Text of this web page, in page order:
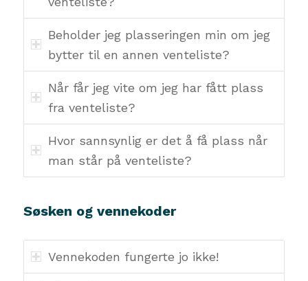
Beholder jeg plasseringen min om jeg
bytter til en annen venteliste?
Når får jeg vite om jeg har fått plass
fra venteliste?
Hvor sannsynlig er det å få plass når
man står på venteliste?
Søsken og vennekoder
Vennekoden fungerte jo ikke!